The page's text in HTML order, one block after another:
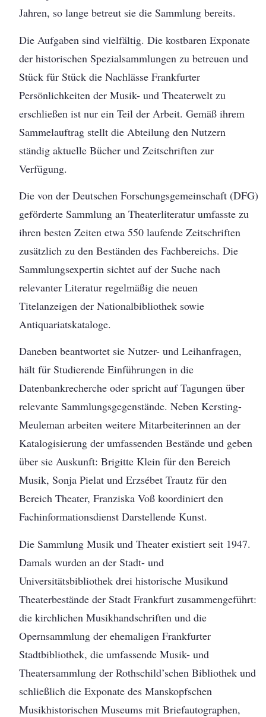
Jahren, so lange betreut sie die Sammlung bereits.
Die Aufgaben sind vielfältig. Die kostbaren Exponate
der historischen Spezialsammlungen zu betreuen und
Stück für Stück die Nachlässe Frankfurter
Persönlichkeiten der Musik- und Theaterwelt zu
erschließen ist nur ein Teil der Arbeit. Gemäß ihrem
Sammelauftrag stellt die Abteilung den Nutzern
ständig aktuelle Bücher und Zeitschriften zur
Verfügung.
Die von der Deutschen Forschungsgemeinschaft (DFG)
geförderte Sammlung an Theaterliteratur umfasste zu
ihren besten Zeiten etwa 550 laufende Zeitschriften
zusätzlich zu den Beständen des Fachbereichs. Die
Sammlungsexpertin sichtet auf der Suche nach
relevanter Literatur regelmäßig die neuen
Titelanzeigen der Nationalbibliothek sowie
Antiquariatskataloge.
Daneben beantwortet sie Nutzer- und Leihanfragen,
hält für Studierende Einführungen in die
Datenbankrecherche oder spricht auf Tagungen über
relevante Sammlungsgegenstände. Neben Kersting-
Meuleman arbeiten weitere Mitarbeiterinnen an der
Katalogisierung der umfassenden Bestände und geben
über sie Auskunft: Brigitte Klein für den Bereich
Musik, Sonja Pielat und Erzsébet Trautz für den
Bereich Theater, Franziska Voß koordiniert den
Fachinformationsdienst Darstellende Kunst.
Die Sammlung Musik und Theater existiert seit 1947.
Damals wurden an der Stadt- und
Universitätsbibliothek drei historische Musikund
Theaterbestände der Stadt Frankfurt zusammengeführt:
die kirchlichen Musikhandschriften und die
Opernsammlung der ehemaligen Frankfurter
Stadtbibliothek, die umfassende Musik- und
Theatersammlung der Rothschild’schen Bibliothek und
schließlich die Exponate des Manskopfschen
Musikhistorischen Museums mit Briefautographen,